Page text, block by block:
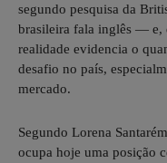
segundo pesquisa da
brasileira fala inglês — e,
realidade evidencia o
desafio no país,
mercado.
Segundo Lorena
ocupa hoje uma posição